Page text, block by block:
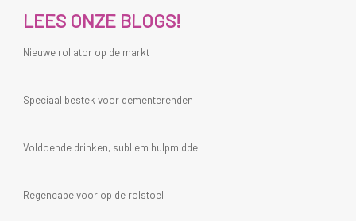
LEES ONZE BLOGS!
Nieuwe rollator op de markt
Speciaal bestek voor dementerenden
Voldoende drinken, subliem hulpmiddel
Regencape voor op de rolstoel